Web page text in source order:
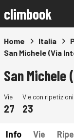
climbook
Home Italia
San Michele (Via
San
Vie
27
Vie con ripetizioni
23
Info Vie